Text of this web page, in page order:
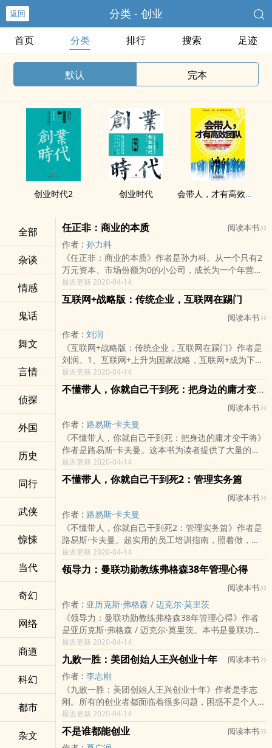
返回 分类 - 创业
首页 分类 排行 搜索 足迹
默认 完本
创业时代2 创业时代 会带人，才有高效团队
全部
杂谈
情感
鬼话
舞文
言情
侦探
外国
历史
同行
武侠
惊悚
当代
奇幻
网络
商道
科幻
都市
杂文
任正非：商业的本质 阅读本书
作者 : 孙力科
《任正非：商业的本质》作者是孙力科。从一个只有2
万元资本、市场份额为0的小公司，成长为一个年营业
收入突破800亿美元的超级大公司，华为只用了20多年
的时间。谁也不会否认这是一个商业的奇迹！而这一切
都离不开一个人，那就是华为的总裁任正非。他重新定
义了中国企业的商业精神，被人们誉为教父级的企业
家。作为华为的创始人和实际掌控者，任正非依靠其独
特的个人魅力和卓越的经营管理方法，带领华为一步步
走向巅峰。本书全面讲述了任正非的商业思维和经营理
念，以真实的案例和任正非的口述及其亲笔文章为切入
口，深刻剖析华为狂飙式发展背后的商业逻辑和规律。
任正非总结70余年的商海心得，从经营策略、营销要
领、管理真相，到处世之道、人生哲学，条分缕析，娓
娓道来，高屋建瓴而通俗易懂，朴素简洁而直达精髓。
读完让人不禁豁然开朗，惊叹不已，顿时洞悉经营的要
诀和商业的本质。
最近更新 2020-04-14
互联网+战略版：传统企业，互联网在踢门
阅读本书
作者 : 刘润
《互联网+战略版：传统企业，互联网在踢门》作者是
刘润。1、互联网+上升为国家战略，互联网+成为下一
个超级畅销书的热点话题在商业环境巨变的今天，传统
企业该怎么走？传统企业转型是一个系统工程，如何定
战略、抓主要矛盾？2、首本互联网＋传统企业的战略
指导书。我互联网＋时代到来了，传统企业的外部环境
发生了哪些变化？了解商业新生代的新商业环境，跟之
前工业时代的不同，从战略上指导传统企业转型，更安
全也更大局把握游刃有余。
最近更新 2020-04-14
不懂带人，你就自己干到死：把身边的庸才变干将
阅读本书
作者 : 路易斯·卡夫曼
《不懂带人，你就自己干到死：把身边的庸才变干将》
作者是路易斯·卡夫曼。这本书为读者提供了大量的管
理新理念和新工具，旨在帮助读者提升领导力和执教能
力。作者以实战经验，用最常见的带人案例，将企业管
理中带领队伍的方法具体化、可视化，让你像教练一
样，你只需照着做，就能将围绕你身边的平凡人，变成
你得力的左膀右臂，让你该做的事只剩下20%，让你的
团队执行力提升10倍！
最近更新 2020-04-14
不懂带人，你就自己干到死2：管理实务篇
阅读本书
作者 : 路易斯·卡夫曼
《不懂带人，你就自己干到死2：管理实务篇》作者是
路易斯·卡夫曼。超实用的员工培训指南，照着做，你
就能带出好团队！带人的1个核心理念：带人的目的，
就是让员工学会利用自身的资源来实现工作目标和自我
提升。带人的3个关键要点：1.培养善于解决问题的
人，而不是自己解决所有问题。2.带人的技巧和工具都
很简单，灵活运用是关键。3.只要引导有方，就没有完
不成任务的员工。带人的6个实用工具：1.GRC黄金方
程：让你事半功倍的强有力工具！2.授权角色：推倒领
导与员工之间的那堵墙！3.七步探戈：只需七步，让员
工实现自我培训！4.尺度表：用好尺度表，你永远不会
犯错！5.奇迹问题：没有完美情况，但可以更上一层
楼！6.流程图：用很少的时间，激发团队爆表战斗力！
最近更新 2020-04-14
领导力：曼联功勋教练弗格森38年管理心得
阅读本书
作者 : 亚历克斯·弗格森 / 迈克尔·莫里茨
《领导力：曼联功勋教练弗格森38年管理心得》作者
是亚历克斯·弗格森 / 迈克尔·莫里茨。本书是曼联功勋
教练弗格森和红杉资本主席莫里茨联手之作，全面解析
弗格森38年的领导心得如何打造并管理一支永葆战斗
力的队伍。以前我们说好公司要像个家庭，但是人员高
速流动已经成为常态，真正的领导者应该学会把公司打
造成球队。领导者不是让员工平庸地在一家公司做一辈
子，而是激发他们对成功的渴望，挖掘出他们额外的、
自己都意识不到的潜力，在为企业取得成绩的同时获得
自我能力的提升和成就感。
最近更新 2020-04-14
九败一胜：美团创始人王兴创业十年 阅读本书
作者 : 李志刚
《九败一胜：美团创始人王兴创业十年》作者是李志
刚。所有的创业者都面临着很多问题，困惑不是个人
的，是有共性的。除了自身去摸索着石头走路，他们还
可以通过学习，从那些在创业路上走得更远的创业者身
上学到经验、教训。这本书的主角王兴，恰好就是一个
最近更新 2020-04-14
不是谁都能创业 阅读本书